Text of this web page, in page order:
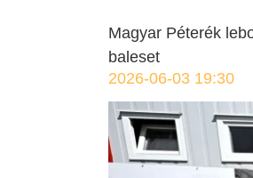
Magyar Péterék
baleset
2026-06-03 19:30